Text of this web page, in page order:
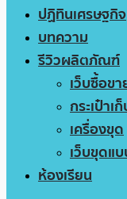
ปฏิทินเศรษฐกิจ
บทความ
รีวิวผลิตภัณฑ์
เว็บซื้อข
กระเป๋าเ
เครื่องขุด
เว็บขุดแ
ห้องเรียน